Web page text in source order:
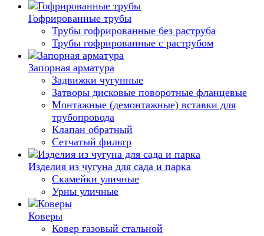
Гофрированные трубы
Трубы гофрированные без раструба
Трубы гофрированные с раструбом
Запорная арматура
Задвижки чугунные
Затворы дисковые поворотные фланцевые
Монтажные (демонтажные) вставки для
трубопровода
Клапан обратный
Сетчатый фильтр
Изделия из чугуна для сада и парка
Скамейки уличные
Урны уличные
Коверы
Ковер газовый стальной